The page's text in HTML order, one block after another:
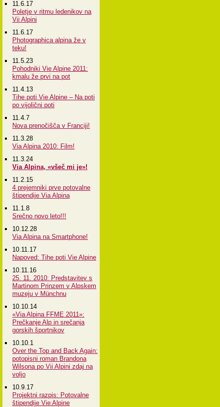
11.6.17
Poletje v ritmu ledenikov na
Vii Alpini
11.6.17
Photographica alpina že v
teku!
11.5.23
Pohodniki Vie Alpine 2011:
kmalu že prvi na pot
11.4.13
Tihe poti Vie Alpine – Na poti
po vijolični poti
11.4.7
Nova prenočišča v Franciji!
11.3.28
Via Alpina 2010: Film!
11.3.24
Via Alpina, «všeč mi je»!
11.2.15
4 prejemniki prve potovalne
štipendije Via Alpina
11.1.8
Srečno novo leto!!!
10.12.28
Via Alpina na Smartphone!
10.11.17
Napoved: Tihe poti Vie Alpine
10.11.16
25. 11. 2010: Predstavitev s
Martinom Prinzem v Alpskem
muzeju v Münchnu
10.10.14
«Via Alpina FFME 2011»:
Prečkanje Alp in srečanja
gorskih športnikov
10.10.1
Over the Top and Back Again:
potopisni roman Brandona
Wilsona po Vii Alpini zdaj na
voljo
10.9.17
Projektni razpis: Potovalne
štipendije Vie Alpine